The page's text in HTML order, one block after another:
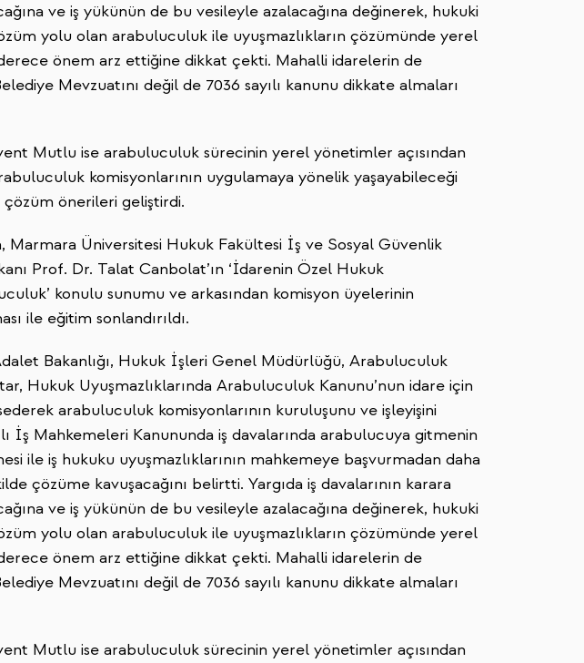
ve iş yükünün de bu vesileyle azalacağına değinerek, hukuki
yolu olan arabuluculuk ile uyuşmazlıkların çözümünde yerel
önem arz ettiğine dikkat çekti. Mahalli idarelerin de
Mevzuatını değil de 7036 sayılı kanunu dikkate almaları
Mutlu ise arabuluculuk sürecinin yerel yönetimler açısından
komisyonlarının uygulamaya yönelik yaşayabileceği
önerileri geliştirdi.
Marmara Üniversitesi Hukuk Fakültesi İş ve Sosyal Güvenlik
Prof. Dr. Talat Canbolat’ın ‘İdarenin Özel Hukuk
konulu sunumu ve arkasından komisyon üyelerinin
ile eğitim sonlandırıldı.
Bakanlığı, Hukuk İşleri Genel Müdürlüğü, Arabuluculuk
Hukuk Uyuşmazlıklarında Arabuluculuk Kanunu’nun idare için
arabuluculuk komisyonlarının kuruluşunu ve işleyişini
İş Mahkemeleri Kanununda iş davalarında arabulucuya gitmenin
ile iş hukuku uyuşmazlıklarının mahkemeye başvurmadan daha
çözüme kavuşacağını belirtti. Yargıda iş davalarının karara
ve iş yükünün de bu vesileyle azalacağına değinerek, hukuki
yolu olan arabuluculuk ile uyuşmazlıkların çözümünde yerel
önem arz ettiğine dikkat çekti. Mahalli idarelerin de
Mevzuatını değil de 7036 sayılı kanunu dikkate almaları
Mutlu ise arabuluculuk sürecinin yerel yönetimler açısından